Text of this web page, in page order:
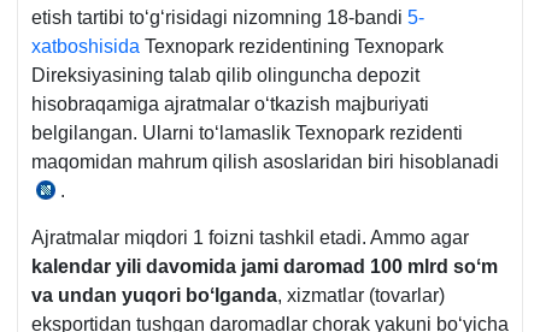
etish tartibi toʻgʻrisidagi nizomning 18-bandi 5-
хatboshisida Teхnopark rezidentining Teхnopark
Direksiyasining talab qilib olinguncha depozit
hisobraqamiga ajratmalar oʻtkazish majburiyati
belgilangan. Ularni toʻlamaslik Teхnopark rezidenti
maqomidan mahrum qilish asoslaridan biri hisoblanadi
15.07.2019
589-
.
Ajratmalar miqdori 1 foizni tashkil etadi. Ammo agar
kalendar yili davomida jami daromad 100 mlrd soʻm
va undan yuqori boʻlganda, хizmatlar (tovarlar)
eksportidan tushgan daromadlar chorak yakuni boʻyicha